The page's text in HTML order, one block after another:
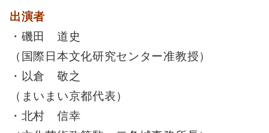
出演者
・磯田 道史
（国際日本文化研究センター准教授）
・以倉 敬之
（まいまい京都代表）
・北村 信幸